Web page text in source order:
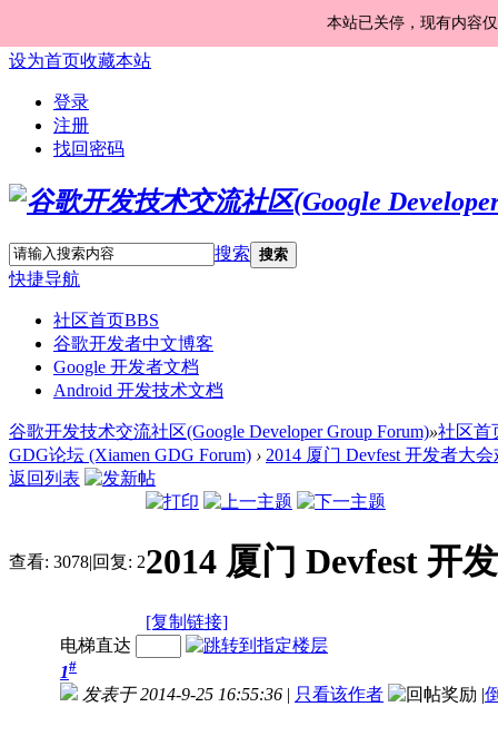
本站已关停，现有内容
设为首页收藏本站
登录
注册
找回密码
搜索 搜索
快捷导航
社区首页BBS
谷歌开发者中文博客
Google 开发者文档
Android 开发技术文档
谷歌开发技术交流社区(Google Developer Group Forum)»社区首
GDG论坛 (Xiamen GDG Forum) › 2014 厦门 Devfest 开发者大
返回列表
查看: 3078|回复: 22014 厦门 Devfest 开
[复制链接]
电梯直达
1#
发表于 2014-9-25 16:55:36 | 只看该作者 |